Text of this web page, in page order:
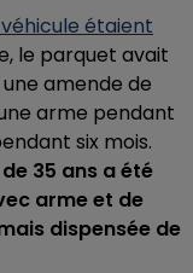
étaient
le parquet avait
une amende de
arme pendant
six mois.
35 ans a été
arme et de
dispensée de